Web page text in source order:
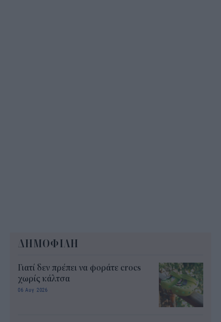
ΔΗΜΟΦΙΛΗ
Γιατί δεν πρέπει να φοράτε crocs
χωρίς κάλτσα
06 Αυγ 2026